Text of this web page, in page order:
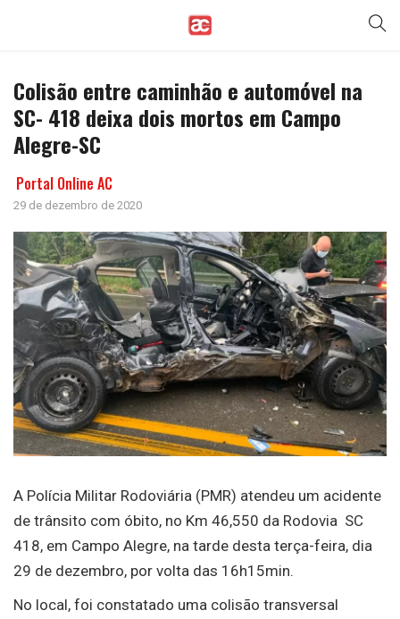
Colisão entre caminhão e automóvel na
SC- 418 deixa dois mortos em Campo
Alegre-SC
Portal Online AC
29 de dezembro de 2020
A Polícia Militar Rodoviária (PMR) atendeu um acidente
de trânsito com óbito, no Km 46,550 da Rodovia SC
418, em Campo Alegre, na tarde desta terça-feira, dia
29 de dezembro, por volta das 16h15min.
No local, foi constatado uma colisão transversal